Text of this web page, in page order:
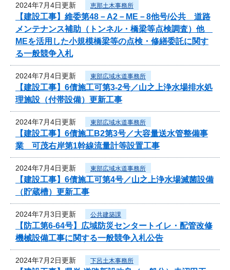
2024年7月4日更新 恵那土木事務所
【建設工事】維委第48－A2－ME－8他号/公共 道路
メンテナンス補助（トンネル・橋梁等点検調査）他
MEを活用した小規模橋梁等の点検・修繕委託に関す
る一般競争入札
2024年7月4日更新 東部広域水道事務所
【建設工事】6債施工可第3-2号／山之上浄水場排水処
理施設（付帯設備）更新工事
2024年7月4日更新 東部広域水道事務所
【建設工事】6債施工B2第3号／大容量送水管整備事
業 可茂右岸第1幹線流量計等設置工事
2024年7月4日更新 東部広域水道事務所
【建設工事】6債施工可第4号／山之上浄水場滅菌設備
（貯蔵槽）更新工事
2024年7月3日更新 公共建築課
【防工第6-64号】広域防災センタートイレ・配管改修
機械設備工事に関する一般競争入札公告
2024年7月2日更新 下呂土木事務所